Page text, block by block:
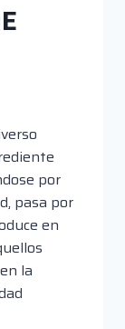
por
pasa por
en
la